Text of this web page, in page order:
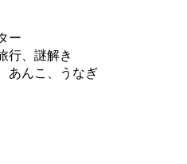
ー
行、謎解き
あんこ、うなぎ